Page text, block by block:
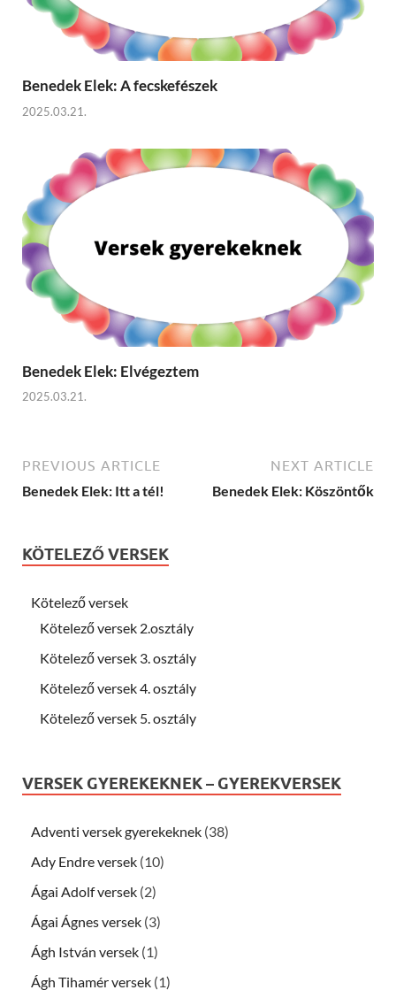
Benedek Elek: A fecskefészek
2025.03.21.
Benedek Elek: Elvégeztem
2025.03.21.
PREVIOUS ARTICLE
Benedek Elek: Itt a tél!
NEXT ARTICLE
Benedek Elek: Köszöntők
KÖTELEZŐ VERSEK
Kötelező versek
Kötelező versek 2.osztály
Kötelező versek 3. osztály
Kötelező versek 4. osztály
Kötelező versek 5. osztály
VERSEK GYEREKEKNEK – GYEREKVERSEK
Adventi versek gyerekeknek (38)
Ady Endre versek (10)
Ágai Adolf versek (2)
Ágai Ágnes versek (3)
Ágh István versek (1)
Ágh Tihamér versek (1)